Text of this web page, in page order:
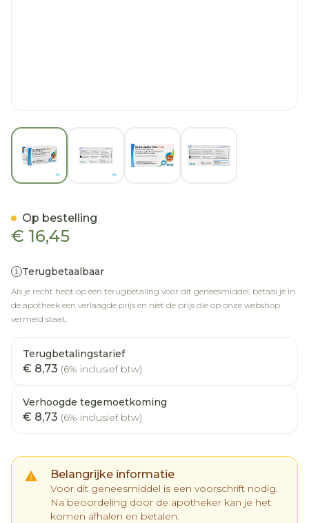
View larger image
€ 16,45
Terugbetaalbaar
Als je recht hebt op een terugbetaling voor dit geneesmiddel, betaal je in
de apotheek een verlaagde prijs en niet de prijs die op onze webshop
vermeld staat.
Terugbetalingstarief
€ 8,73 (6% inclusief btw)
Verhoogde tegemoetkoming
€ 8,73 (6% inclusief btw)
Belangrijke informatie
Voor dit geneesmiddel is een voorschrift nodig.
Na beoordeling door de apotheker kan je het
komen afhalen en betalen.
Op bestelling